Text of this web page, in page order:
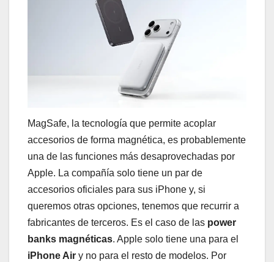
MagSafe, la tecnología que permite acoplar
accesorios de forma magnética, es probablemente
una de las funciones más desaprovechadas por
Apple. La compañía solo tiene un par de
accesorios oficiales para sus iPhone y, si
queremos otras opciones, tenemos que recurrir a
fabricantes de terceros. Es el caso de las power
banks magnéticas. Apple solo tiene una para el
iPhone Air y no para el resto de modelos. Por